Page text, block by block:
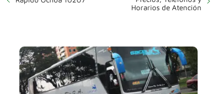
Horarios de Atención